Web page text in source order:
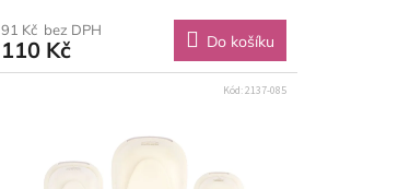
91 Kč bez DPH
110 Kč Do košíku
Kód:2137-085